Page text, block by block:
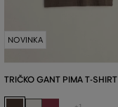
NOVINKA
TRIČKO GANT PIMA T-SHIRT